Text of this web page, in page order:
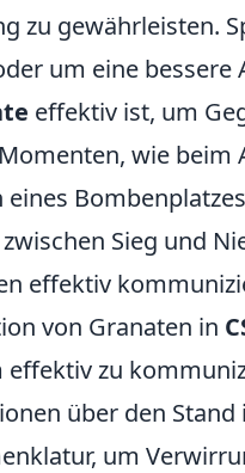
zu gewährleisten.
um eine
effektiv ist, um
wie
Sieg und
effektiv
von Granaten in
effektiv zu
über den
um